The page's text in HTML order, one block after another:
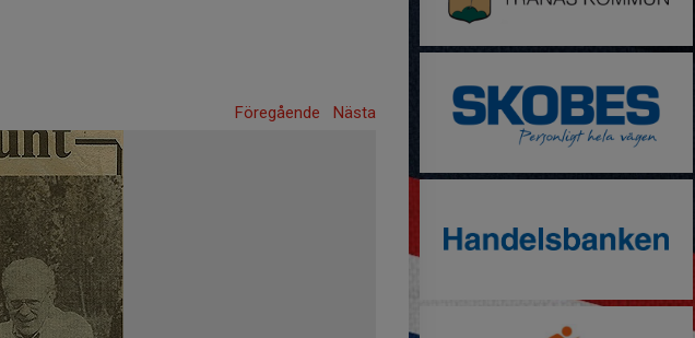
Föregående Nästa